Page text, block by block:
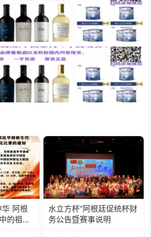
华 阿根
的祖
水立方杯”阿根廷促统杯财
务公告暨赛事说明